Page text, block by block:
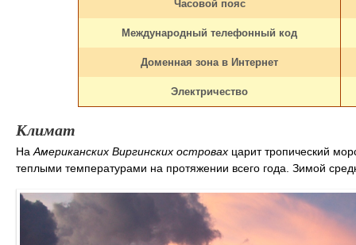
Часовой пояс
Международный телефонный код
Доменная зона в Интернет
Электричество
Климат
На Американских Виргинских островах царит тропический
теплыми температурами на протяжении всего года. Зимой